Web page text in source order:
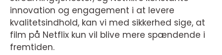
innovation og engagement i at levere
kvalitetsindhold, kan vi med sikkerhed sige, at
film på Netflix kun vil blive mere spændende i
fremtiden.